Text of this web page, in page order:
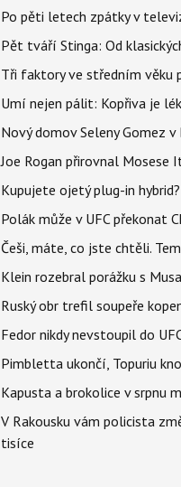
Po pěti letech zpátky v
Pět tváří Stinga: Od
Tři faktory ve středním věku
Umí nejen pálit: Kopřiva je
Nový domov Seleny Gomez
Joe Rogan přirovnal Mosese
Kupujete ojetý plug-in
Polák může v UFC překonat
Češi, máte, co jste chtěli.
Klein rozebral porážku s
Ruský obr trefil soupeře
Fedor nikdy nevstoupil do
Pimbletta ukončí, Topuriu
Kapusta a brokolice v srpnu
V Rakousku vám policista
tisíce